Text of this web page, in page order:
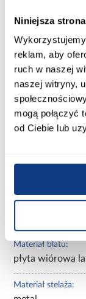
Niniejsza
reklam, aby
ruch w naszej
naszej witryny,
mogą połączyć
od Ciebie lub
63.50
Długość przed
120.00
Długość po
157.00
Kolor:
Wybarwienie:
jasne
Wykończenie
Materiał blatu:
płyta wiórowa
Materiał stelaża: